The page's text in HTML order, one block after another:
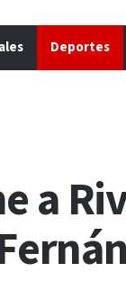
Deportes
a